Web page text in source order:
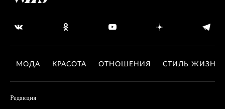
МОДА КРАСОТА ОТНОШЕНИЯ СТИЛЬ ЖИЗНИ
Редакция